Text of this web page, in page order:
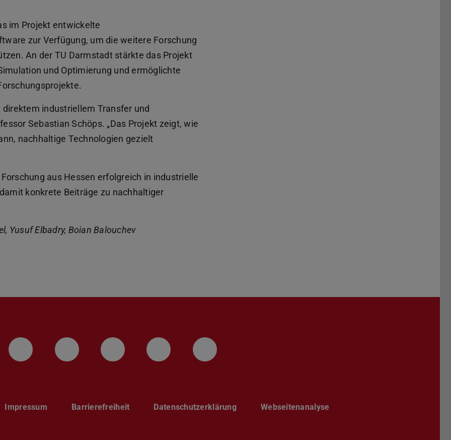
im Projekt entwickelte
zur Verfügung, um die weitere Forschung
An der TU Darmstadt stärkte das Projekt
und Optimierung und ermöglichte
industriellem Transfer und
Sebastian Schöps. „Das Projekt zeigt, wie
nachhaltige Technologien gezielt
aus Hessen erfolgreich in industrielle
konkrete Beiträge zu nachhaltiger
Yusuf Elbadry, Boian Balouchev
LinkedIn-Seite der TU Darmstadt
Instagram-Kanal der TU Darmstadt
Bluesky-Kanal der TU Darmstadt
Facebook-Seite der TU Darmstadt
YouTube-Kanal der TU Darmstadt
Impressum Barrierefreiheit Datenschutzerklärung Webseitenanalyse